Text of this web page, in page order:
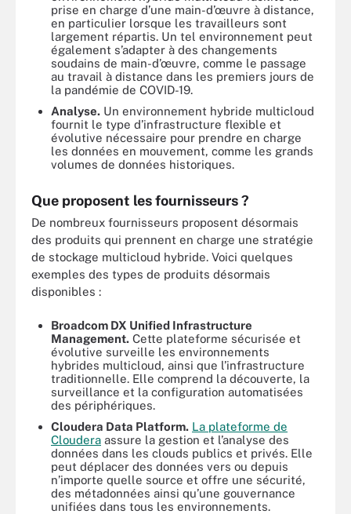
prise en charge d’une main-d’œuvre à distance,
en particulier lorsque les travailleurs sont
largement répartis. Un tel environnement peut
également s’adapter à des changements
soudains de main-d’œuvre, comme le passage
au travail à distance dans les premiers jours de
la pandémie de COVID-19.
Analyse. Un environnement hybride multicloud
fournit le type d’infrastructure flexible et
évolutive nécessaire pour prendre en charge
les données en mouvement, comme les grands
volumes de données historiques.
Que proposent les fournisseurs ?
De nombreux fournisseurs proposent désormais
des produits qui prennent en charge une stratégie
de stockage multicloud hybride. Voici quelques
exemples des types de produits désormais
disponibles :
Broadcom DX Unified Infrastructure
Management. Cette plateforme sécurisée et
évolutive surveille les environnements
hybrides multicloud, ainsi que l’infrastructure
traditionnelle. Elle comprend la découverte, la
surveillance et la configuration automatisées
des périphériques.
Cloudera Data Platform. La plateforme de
Cloudera assure la gestion et l’analyse des
données dans les clouds publics et privés. Elle
peut déplacer des données vers ou depuis
n’importe quelle source et offre une sécurité,
des métadonnées ainsi qu’une gouvernance
unifiées dans tous les environnements.